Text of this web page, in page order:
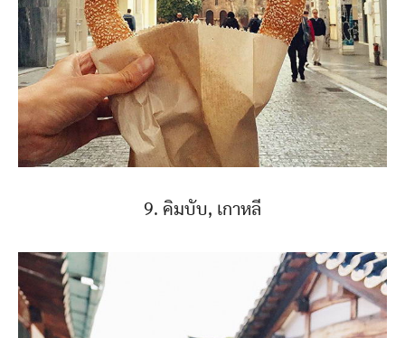
9. คิมบับ, เกาหลี